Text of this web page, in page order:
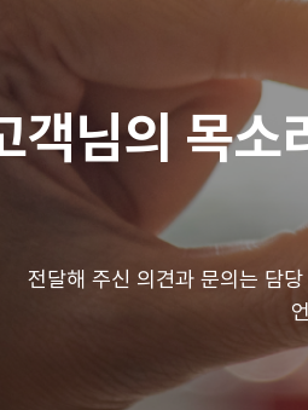
객님의 목소
전달해 주신 의견과 문의는 담